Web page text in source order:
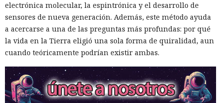
electrónica molecular, la espintrónica y el desarrollo de
sensores de nueva generación. Además, este método ayuda
a acercarse a una de las preguntas más profundas: por qué
la vida en la Tierra eligió una sola forma de quiralidad, aun
cuando teóricamente podrían existir ambas.